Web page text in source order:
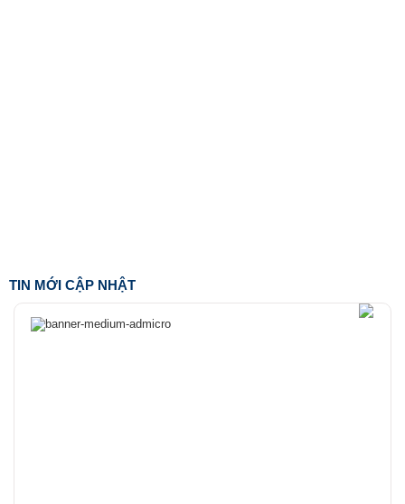
TIN MỚI CẬP NHẬT